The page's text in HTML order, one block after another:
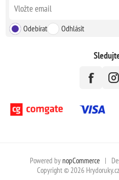
Odebírat Odhlásit
Powered by nopCommerce |
Copyright © 2026